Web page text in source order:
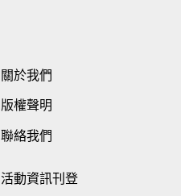
關於我們
版權聲明
聯絡我們
活動資訊刊登